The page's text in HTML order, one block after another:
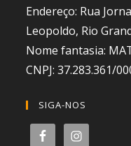
Endereço: Rua
Leopoldo, Rio
Nome fantasia:
CNPJ: 37.283.361/
SIGA-NOS